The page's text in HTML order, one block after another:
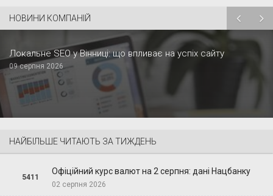
НОВИНИ КОМПАНІЙ
Локальне SEO у Вінниці: що впливає на успіх сайту
09 серпня 2026
НАЙБІЛЬШЕ ЧИТАЮТЬ ЗА ТИЖДЕНЬ
5411
Офіційний курс валют на 2 серпня: дані Нацбанку
02 серпня 2026